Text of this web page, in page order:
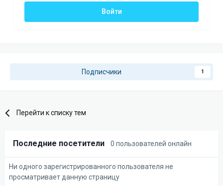
Войти
Подписчики 1
Перейти к списку тем
Последние посетители 0 пользователей онлайн
Ни одного зарегистрированного пользователя не
просматривает данную страницу